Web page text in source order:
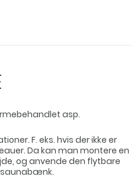
asp.
F. eks. hvis der ikke er
Da kan man montere en
og anvende den flytbare